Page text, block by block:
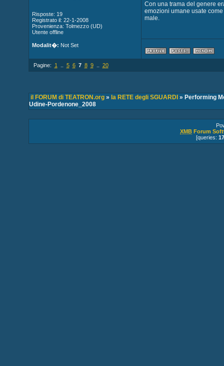
Risposte: 19
Registrato il: 22-1-2008
Provenienza: Tolmezzo (UD)
Utente offline
Modalit�: Not Set
Con una trama del genere
emozioni umane usate
male.
Pagine: 1 5 6 7 8 9.. 20
il FORUM di TEATRON.org» la RETE degli SGUARDI » Performing
Udine-Pordenone_2008
XMB Forum
[queries: 17